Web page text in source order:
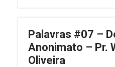
Palavras #07 –
Anonimato – Pr.
Oliveira